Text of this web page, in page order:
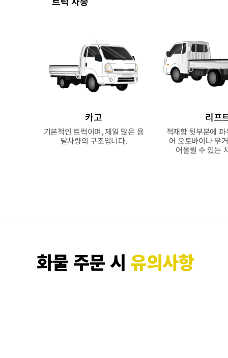
카고
기본적인 트럭이며, 제일 많은 용
달차량의 구조입니다.
리프
적재함 뒷부분에
어 오토바이나 무
어올릴 수 있는
화물 주문 시 유의사항